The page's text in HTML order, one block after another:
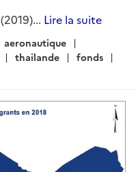
Lire la suite
aeronautique
thailande
fonds